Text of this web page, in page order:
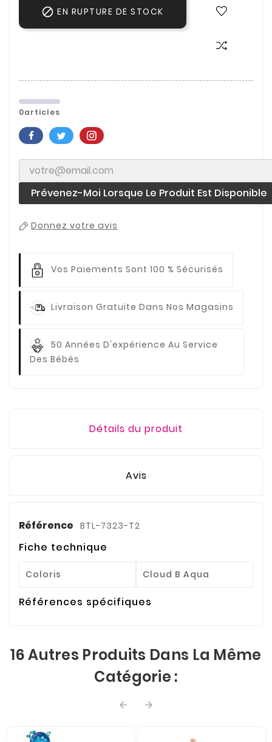
 EN RUPTURE DE STOCK
0articles
Prévenez-Moi Lorsque Le Produit Est Disponible
Donnez votre avis
Vos Paiements Sont 100 % Sécurisés
Livraison Gratuite Dans Nos Magasins
50 Années D'expérience Au Service
Des Bébés
Détails du produit
Avis
Référence BTL-7323-T2
Fiche technique
Coloris Cloud B Aqua
Références spécifiques
16 Autres Produits Dans La Même
Catégorie :
 